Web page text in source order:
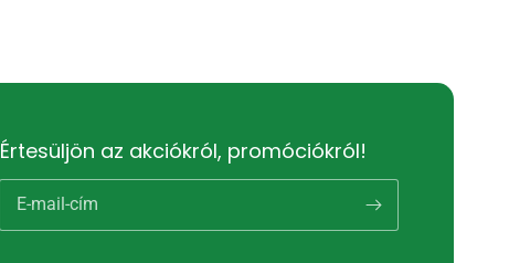
Értesüljön az akciókról, promóciókról!
E-mail-cím